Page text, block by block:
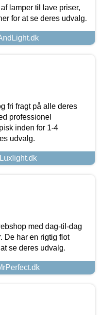
lamper til lave priser,
for at se deres udvalg.
fri fragt på alle deres
professionel
inden for 1-4
udvalg.
med dag-til-dag
De har en rigtig flot
se deres udvalg.